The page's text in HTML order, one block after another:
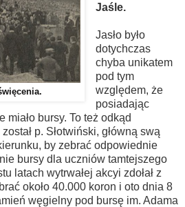
Jaśle.
Jasło było
dotychczas
chyba unikatem
pod tym
względem, że
posiadając
miało bursy. To też odkąd
p. Słotwiński, główną swą
by zebrać odpowiednie
bursy dla uczniów tamtejszego
latach wytrwałej akcyi zdołał z
około 40.000 koron i oto dnia 8
węgielny pod bursę im. Adama